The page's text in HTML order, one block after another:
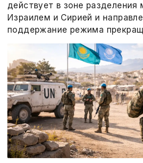
действует в зоне разделения
Израилем и Сирией и
поддержание режима